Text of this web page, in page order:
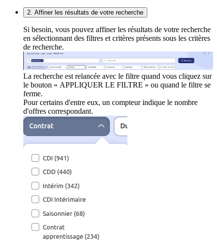
2. Affiner les résultats de votre recherche
Si besoin, vous pouvez affiner les résultats de votre recherche
en sélectionnant des filtres et critères présents sous les critères
de recherche.
La recherche est relancée avec le filtre quand vous cliquez sur
le bouton « APPLIQUER LE FILTRE » ou quand le filtre se
ferme.
Pour certains d'entre eux, un compteur indique le nombre
d'offres correspondant.